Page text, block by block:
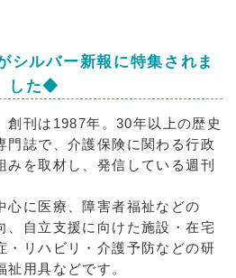
ルバー新報に特集されま
した◆
刊は1987年。30年以上の歴史
門誌で、介護保険に関わる行政
みを取材し、発信している週刊
に医療、障害者福祉などの
、自立支援に向けた施設・在宅
・リハビリ・介護予防などの研
用具などです。